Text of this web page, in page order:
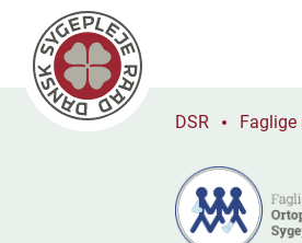
DSR Faglige